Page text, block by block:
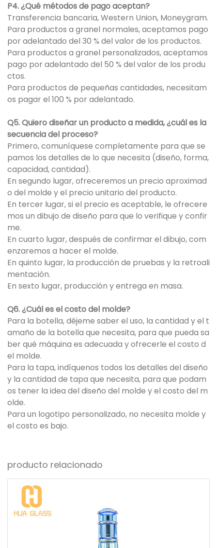
P4. ¿Qué métodos de pago aceptan?
Transferencia bancaria, Western Union, Moneygram.
Para productos a granel normales, aceptamos pago
por adelantado del 30 % del valor de los productos.
Para productos a granel personalizados, aceptamos
pago por adelantado del 50 % del valor de los produ
ctos.
Para productos de pequeñas cantidades, necesitam
os pagar el 100 % por adelantado.
Q5. Quiero diseñar un producto a medida, ¿cuál es la
secuencia del proceso?
Primero, comuníquese completamente para que se
pamos los detalles de lo que necesita (diseño, forma,
capacidad, cantidad).
En segundo lugar, ofreceremos un precio aproximad
o del molde y el precio unitario del producto.
En tercer lugar, si el precio es aceptable, le ofrecere
mos un dibujo de diseño para que lo verifique y confir
me.
En cuarto lugar, después de confirmar el dibujo, com
enzaremos a hacer el molde.
En quinto lugar, la producción de pruebas y la retroali
mentación.
En sexto lugar, producción y entrega en masa.
Q6. ¿Cuál es el costo del molde?
Para la botella, déjeme saber el uso, la cantidad y el t
amaño de la botella que necesita, para que pueda sa
ber qué máquina es adecuada y ofrecerle el costo d
el molde.
Para la tapa, indíquenos todos los detalles del diseño
y la cantidad de tapa que necesita, para que podam
os tener la idea del diseño del molde y el costo del m
olde.
Para un logotipo personalizado, no necesita molde y
el costo es bajo.
producto relacionado